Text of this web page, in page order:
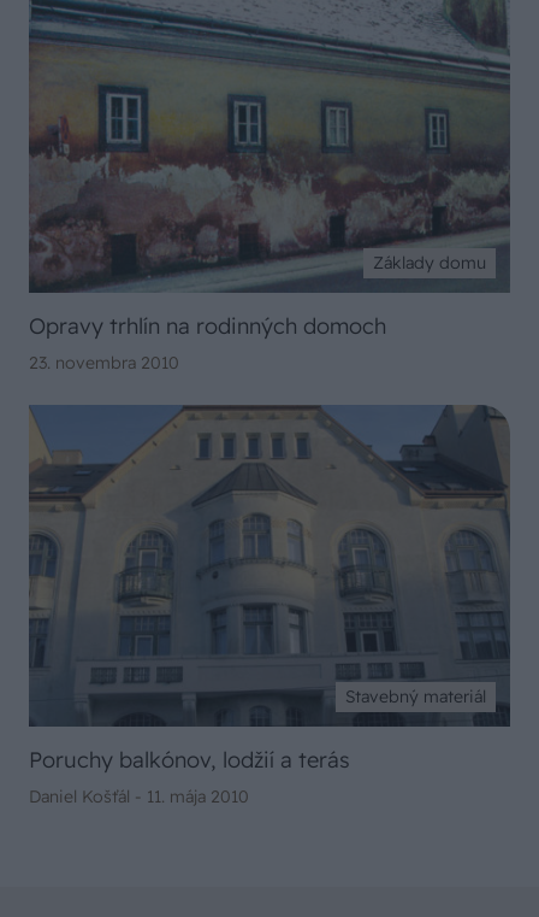
Základy domu
Opravy trhlín na rodinných domoch
23. novembra 2010
Stavebný materiál
Poruchy balkónov, lodžií a terás
Daniel Košťál - 11. mája 2010